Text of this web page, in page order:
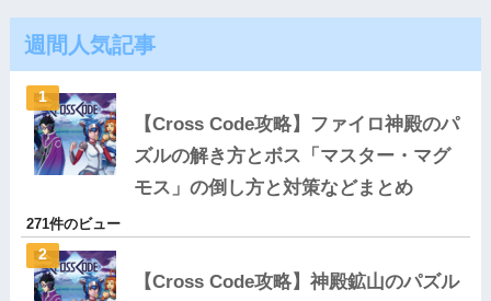
週間人気記事
【Cross Code攻略】ファイロ神殿のパ
ズルの解き方とボス「マスター・マグ
モス」の倒し方と対策などまとめ
271件のビュー
【Cross Code攻略】神殿鉱山のパズル